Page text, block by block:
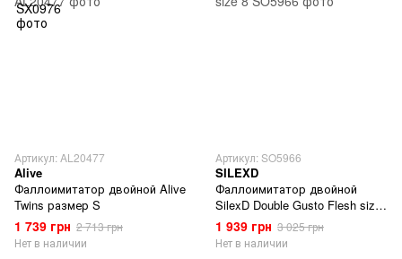
Артикул: AL20477
Alive
Фаллоимитатор двойной Alive
Twins размер S
1 739 грн 2 713 грн
Нет в наличии
Артикул: SO5966
SILEXD
Фаллоимитатор двойной
SilexD Double Gusto Flesh size
8
1 939 грн 3 025 грн
Нет в наличии